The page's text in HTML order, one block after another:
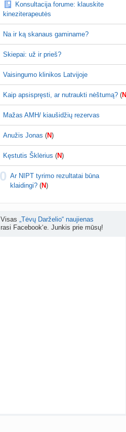
ribos (11)
prieš 3 d.
Spindulėlė1 prieš 3 d.
ar nutraukti nėštumą? (+17)
RutaReads prieš 4 d.
winterscott999 prieš 5 d.
DingDong prieš 5 d.
Konsultacija forume: klauskite
kineziterapeutės
Na ir ką skanaus gaminame?
Skiepai: už ir prieš?
Vaisingumo klinikos Latvijoje
Kaip apsispręsti, ar nutraukti nėštumą? (N
Mažas AMH/ kiaušidžių rezervas
Anužis Jonas (N)
Kęstutis Šklėrius (N)
Ar NIPT tyrimo rezultatai būna
klaidingi? (N)
Visas „Tėvų Darželio“ naujienas
rasi Facebook‘e. Junkis prie mūsų!